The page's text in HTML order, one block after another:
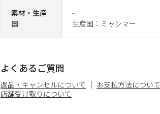
素材・生産
国
-
生産国：ミャンマー
よくあるご質問
返品・キャンセルについて お支払方法について
店舗受け取りについて